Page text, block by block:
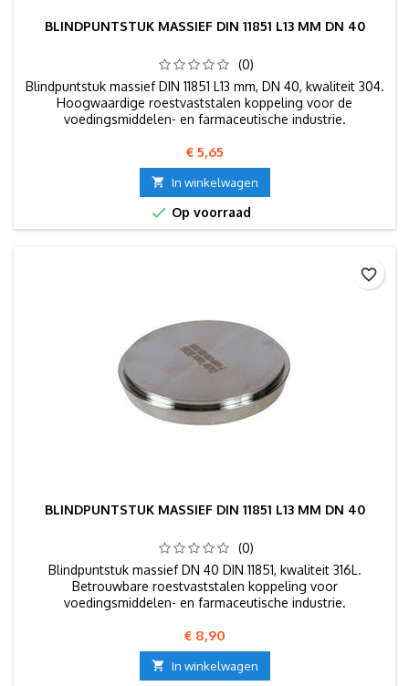
BLINDPUNTSTUK MASSIEF DIN 11851 L13 MM DN 40
(0)
Blindpuntstuk massief DIN 11851 L13 mm, DN 40, kwaliteit 304.
Hoogwaardige roestvaststalen koppeling voor de
voedingsmiddelen- en farmaceutische industrie.
Prijs
€ 5,65
 In winkelwagen
 Op voorraad
BLINDPUNTSTUK MASSIEF DIN 11851 L13 MM DN 40
(0)
Blindpuntstuk massief DN 40 DIN 11851, kwaliteit 316L.
Betrouwbare roestvaststalen koppeling voor
voedingsmiddelen- en farmaceutische industrie.
Prijs
€ 8,90
 In winkelwagen
favorite_border